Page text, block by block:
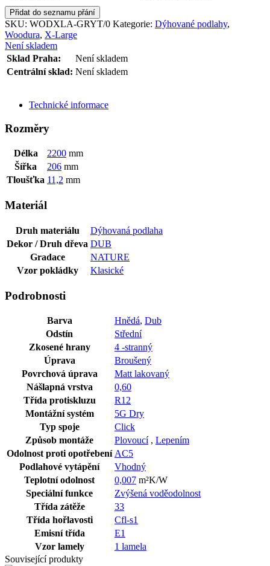
Přidat do seznamu přání
SKU: WODXLA-GRYT/0 Kategorie: Dýhované podlahy,
Woodura, X-Large
Není skladem
Sklad Praha:
Není skladem
Centrální sklad: Není skladem
Technické informace
Rozměry
Délka 2200 mm
Šířka
206 mm
Tloušťka 11,2 mm
Materiál
Druh materiálu
Dýhovaná podlaha
Dekor / Druh dřeva DUB
Gradace
NATURE
Vzor pokládky
Klasické
Podrobnosti
Barva Hnědá, Dub
Odstín
Střední
Zkosené hrany
4 -stranný
Úprava
Broušený
Povrchová úprava
Matt lakovaný
Nášlapná vrstva
0,60
Třída protiskluzu
R12
Montážní systém
5G Dry
Typ spoje
Click
Způsob montáže
Plovoucí , Lepením
Odolnost proti opotřebení AC5
Podlahové vytápění
Vhodný
Teplotní odolnost
0,007 m²K/W
Speciální funkce
Zvýšená voděodolnost
Třída zátěže
33
Třída hořlavosti
Cfl-s1
Emisní třída
E1
Vzor lamely
1 lamela
Související produkty